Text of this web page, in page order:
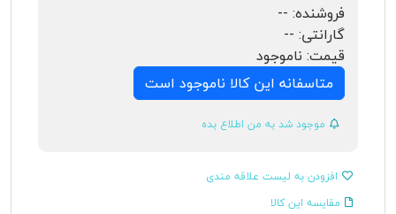
فروشنده: --
گارانتی: --
قیمت: ناموجود
متاسفانه این کالا ناموجود است
موجود شد به من اطلاع بده
افزودن به لیست علاقه مندی
مقایسه این کالا